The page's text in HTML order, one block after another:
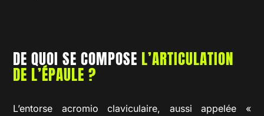
DE QUOI SE COMPOSE L’ARTICULATION
DE L’ÉPAULE ?
L’entorse acromio claviculaire, aussi appelée «